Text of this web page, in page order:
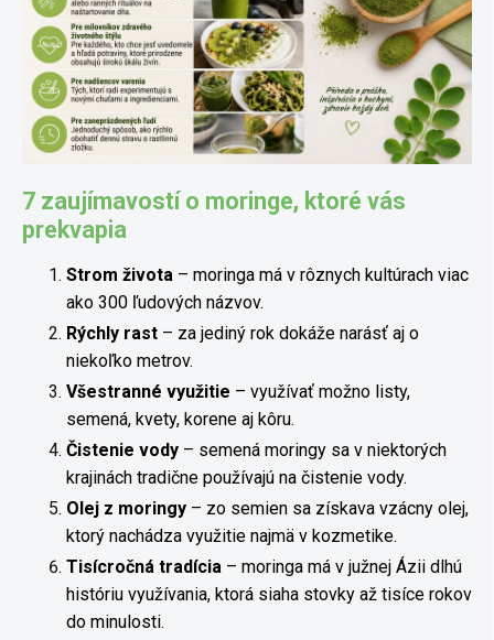
7 zaujímavostí o moringe, ktoré vás
prekvapia
Strom života – moringa má v rôznych kultúrach viac
ako 300 ľudových názvov.
Rýchly rast – za jediný rok dokáže narásť aj o
niekoľko metrov.
Všestranné využitie – využívať možno listy,
semená, kvety, korene aj kôru.
Čistenie vody – semená moringy sa v niektorých
krajinách tradične používajú na čistenie vody.
Olej z moringy – zo semien sa získava vzácny olej,
ktorý nachádza využitie najmä v kozmetike.
Tisícročná tradícia – moringa má v južnej Ázii dlhú
históriu využívania, ktorá siaha stovky až tisíce rokov
do minulosti.